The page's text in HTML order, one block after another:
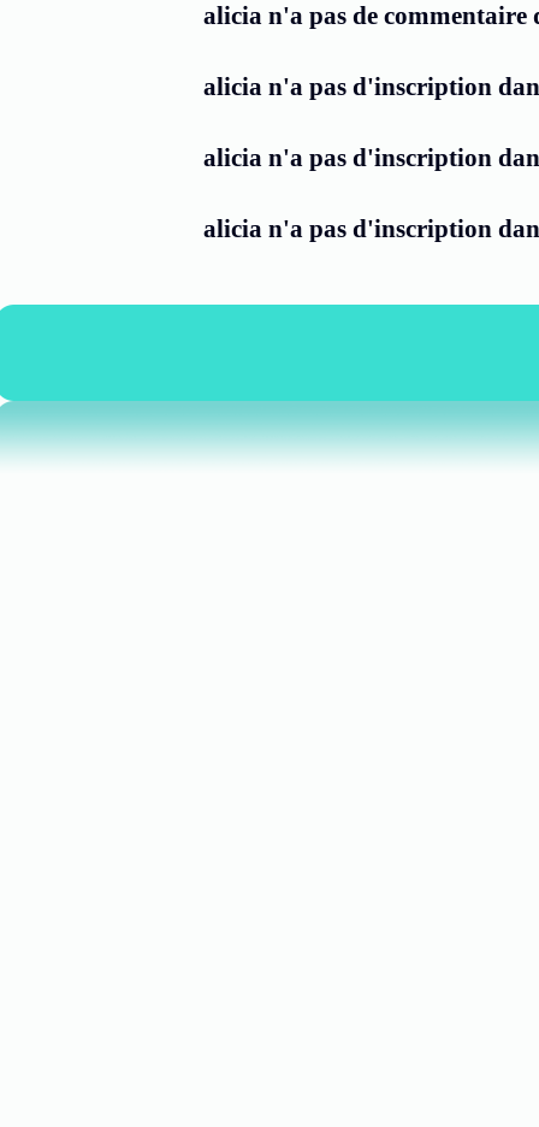
alicia n'a pas de commentaire
alicia n'a pas d'inscription
alicia n'a pas d'inscription
alicia n'a pas d'inscription